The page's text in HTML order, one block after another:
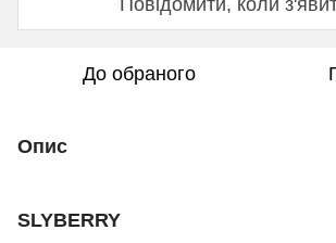
Повідомити, коли
До обраного
Опис
SLYBERRY